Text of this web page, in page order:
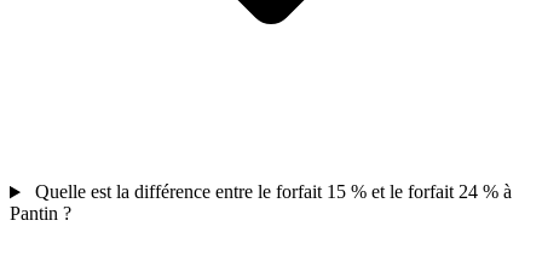
Quelle est la différence entre le forfait 15 % et le forfait 24 % à
Pantin ?